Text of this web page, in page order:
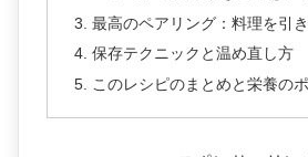
最高のペアリング：料理を引
保存テクニックと温め直し方
このレシピのまとめと栄養の